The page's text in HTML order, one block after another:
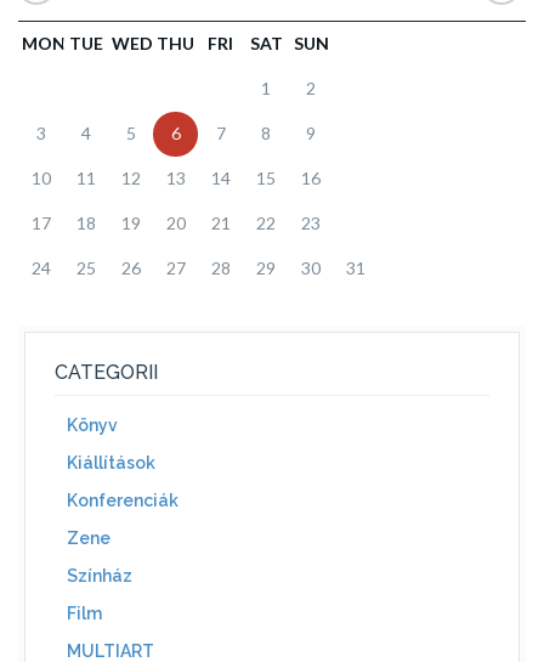
MON TUE WED THU FRI SAT SUN
1 2
3 4 5 6 7 8 9
10 11 12 13 14 15 16
17 18 19 20 21 22 23
24 25 26 27 28 29 30 31
CATEGORII
Könyv
Kiállítások
Konferenciák
Zene
Színház
Film
MULTIART